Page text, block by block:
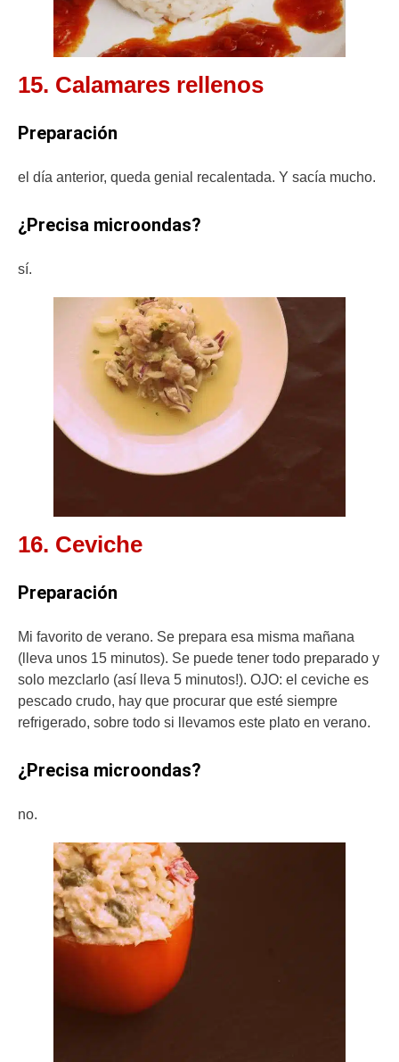
15. Calamares rellenos
Preparación
el día anterior, queda genial recalentada. Y sacía mucho.
¿Precisa microondas?
sí.
16. Ceviche
Preparación
Mi favorito de verano. Se prepara esa misma mañana
(lleva unos 15 minutos). Se puede tener todo preparado y
solo mezclarlo (así lleva 5 minutos!). OJO: el ceviche es
pescado crudo, hay que procurar que esté siempre
refrigerado, sobre todo si llevamos este plato en verano.
¿Precisa microondas?
no.